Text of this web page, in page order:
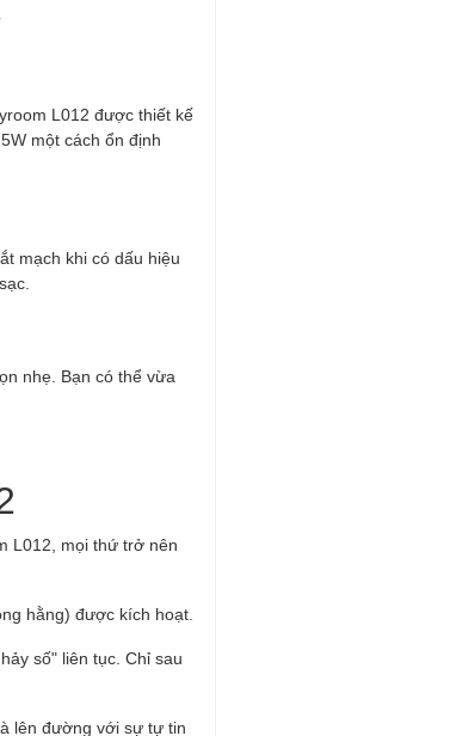
L012 được thiết kế
một cách ổn định
mạch khi có dấu hiệu
nhẹ. Bạn có thể vừa
L012, mọi thứ trở nên
hằng) được kích hoạt.
số" liên tục. Chỉ sau
lên đường với sự tự tin